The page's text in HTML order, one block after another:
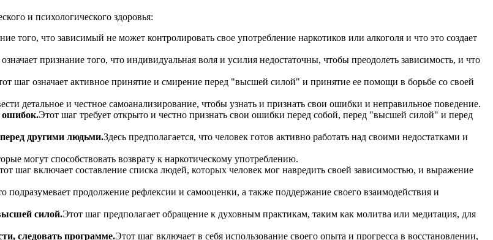
и психологического здоровья:
того, что зависимый не может контролировать свое употребление наркотиков или алкоголя и что это создает
признание того, что индивидуальная воля и усилия недостаточны, чтобы преодолеть зависимость, и что
шаг означает активное принятие и смирение перед "высшей силой" и принятие ее помощи в борьбе со своей
детальное и честное самоанализирование, чтобы узнать и признать свои ошибки и неправильное поведение.
ошибок.Этот шаг требует открыто и честно признать свои ошибки перед собой, перед "высшей силой" и перед
другими людьми.Здесь предполагается, что человек готов активно работать над своими недостатками и
могут способствовать возврату к наркотическому употреблению.
шаг включает составление списка людей, которых человек мог навредить своей зависимостью, и выражение
подразумевает продолжение рефлексии и самооценки, а также поддержание своего взаимодействия и
силой.Этот шаг предполагает обращение к духовным практикам, таким как молитва или медитация, для
следовать программе.Этот шаг включает в себя использование своего опыта и прогресса в восстановлении,